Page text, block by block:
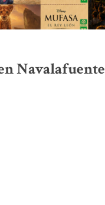
Navalafuente